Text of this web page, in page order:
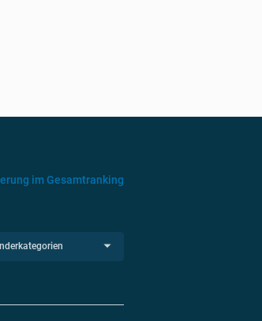
im Gesamtranking